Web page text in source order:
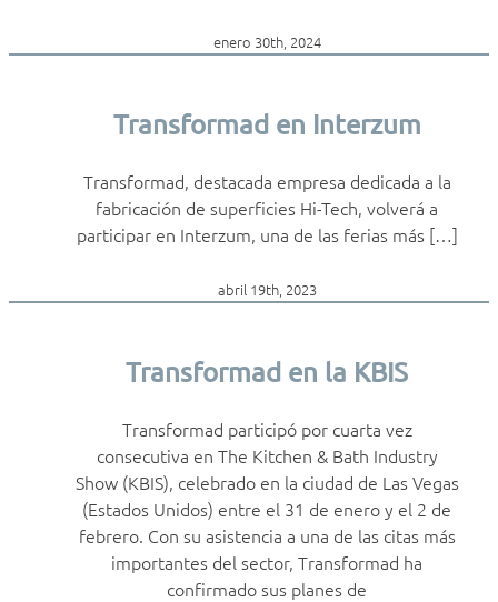
enero 30th, 2024
Transformad en Interzum
Transformad, destacada empresa dedicada a la
fabricación de superficies Hi-Tech, volverá a
participar en Interzum, una de las ferias más […]
abril 19th, 2023
Transformad en la KBIS
Transformad participó por cuarta vez
consecutiva en The Kitchen & Bath Industry
Show (KBIS), celebrado en la ciudad de Las Vegas
(Estados Unidos) entre el 31 de enero y el 2 de
febrero. Con su asistencia a una de las citas más
importantes del sector, Transformad ha
confirmado sus planes de